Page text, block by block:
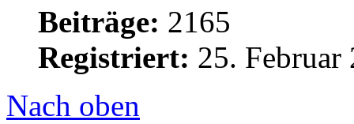
Beiträge: 2165
Registriert: 25. Februar
Nach oben